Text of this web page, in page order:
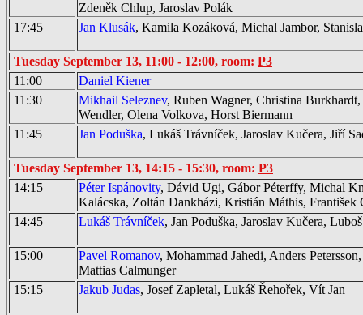
Zdeněk Chlup, Jaroslav Polák
17:45
Jan Klusák, Kamila Kozáková, Michal Jambor,
Tuesday September 13, 11:00 - 12:00, room: P3
11:00
Daniel Kiener
11:30
Mikhail Seleznev, Ruben Wagner, Christina
Wendler, Olena Volkova, Horst Biermann
11:45
Jan Poduška, Lukáš Trávníček, Jaroslav Kučera, Jiří
Tuesday September 13, 14:15 - 15:30, room: P3
14:15
Péter Ispánovity, Dávid Ugi, Gábor Péterffy, Michal
Kalácska, Zoltán Dankházi, Kristián Máthis, František
14:45
Lukáš Trávníček, Jan Poduška, Jaroslav Kučera,
15:00 Pavel Romanov, Mohammad Jahedi, Anders
Mattias Calmunger
15:15
Jakub Judas, Josef Zapletal, Lukáš Řehořek, Vít Jan